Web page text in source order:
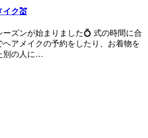
イク💒
ーズンが始まりました💍 式の時間に合
ヘアメイクの予約をしたり、お着物を
別の人に…